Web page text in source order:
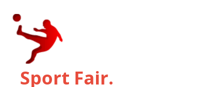
Sport Fair.